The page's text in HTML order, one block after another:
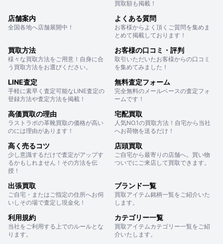
買取額も掲載！
店舗案内
全国各地へ店舗展開中！
よくある質問
お客様からよく頂くご質問を集めま
とめて掲載しております！
買取方法
様々な買取方法をご用意！自身に合
う買取方法をお選びください。
お客様の口コミ・評判
取引いただいたお客様からの口コミ
を集めてみました！
LINE査定
手軽に素早く査定可能なLINE査定の
登録方法や査定方法を掲載！
無料査定フォーム
完全無料のメールベースの査定フォ
ームです！
高価買取の理由
ラストラボの革靴買取の価格が高い
のには理由があります！
宅配買取
人気NO.1の買取方法！自宅から当社
へお荷物を送るだけ！
高く売るコツ
少し意識するだけで査定がアップす
るかもしれません！その方法を伝
授！
店頭買取
ご自宅から最寄りの店舗へ。買い物
ついでにご来店して買取できます。
出張買取
ご自宅・またはご指定の住所へお伺
いしその場で査定し現金化！
ブランド一覧
買取アイテム銘柄一覧をご紹介いた
します。
利用規約
当社をご利用する上でのルールとな
ります。
カテゴリー一覧
買取アイテムカテゴリー一覧をご紹
介いたします。